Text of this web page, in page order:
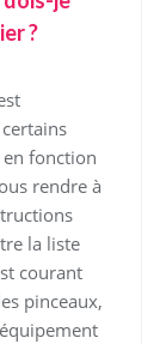
?
fonction
rendre à
la liste
courant
pinceaux,